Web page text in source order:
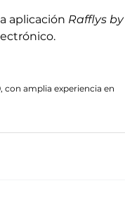
aplicación Rafflys by
con amplia experiencia en